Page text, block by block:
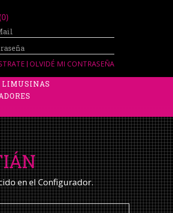
| OLVIDÉ MI CONTRASEÑA
LIMUSINAS
en el Configurador.